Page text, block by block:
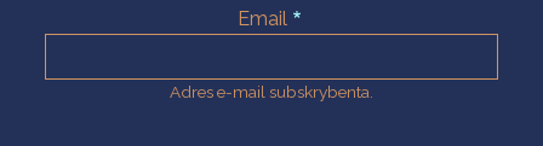
Email
Adres e-mail subskrybenta.